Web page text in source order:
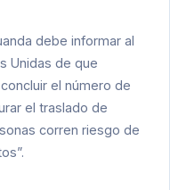
debe informar al
Unidas de que
el número de
el traslado de
corren riesgo de